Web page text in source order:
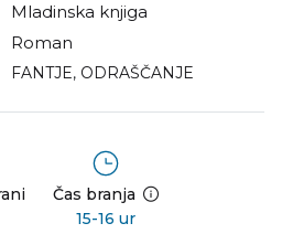
Mladinska knjiga
Roman
FANTJE, ODRAŠČANJE
Čas branja
15-16 ur